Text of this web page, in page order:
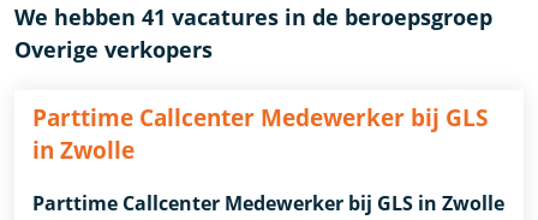
We hebben 41 vacatures in de beroepsgroep
Overige verkopers
Parttime Callcenter Medewerker bij GLS
in Zwolle
Parttime Callcenter Medewerker bij GLS in Zwolle